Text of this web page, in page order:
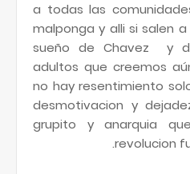
a todas las
malponga y alli si salen
sueño de Chavez y
adultos que creemos
no hay resentimiento
desmotivacion y
grupito y anarquia
revolucion